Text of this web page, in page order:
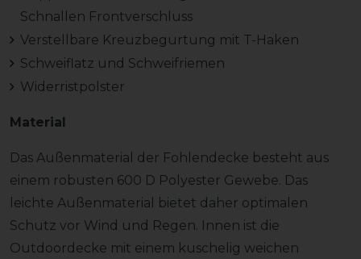
Schnallen Frontverschluss
Verstellbare Kreuzbegurtung mit T-Haken
Schweiflatz und Schweifriemen
Widerristpolster
Material
Das Außenmaterial der Fohlendecke besteht aus
einem robusten 600 D Polyester Gewebe. Das
leichte Außenmaterial bietet daher optimalen
Schutz vor Wind und Regen. Innen ist die
Outdoordecke mit einem kuschelig weichen